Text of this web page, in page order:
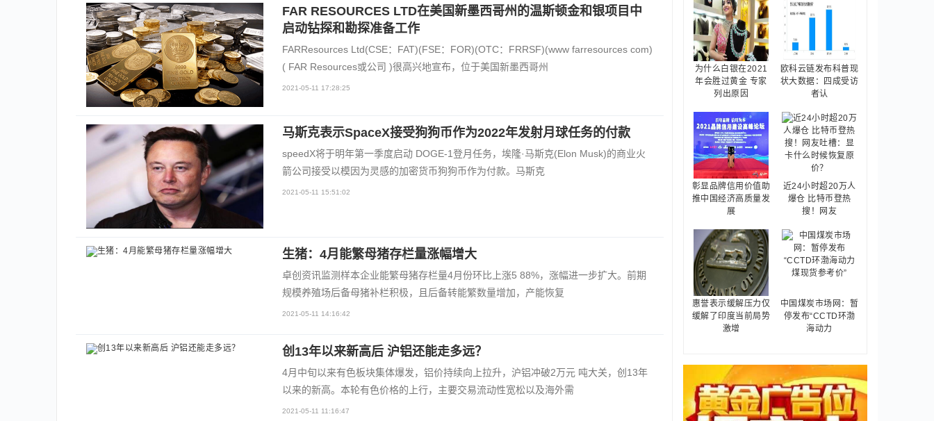
FAR RESOURCES LTD在美国新墨西哥州的温斯顿金和银项目中
启动钻探和勘探准备工作
FARResources Ltd(CSE：FAT)(FSE：FOR)(OTC：FRRSF)(www farresources com)
( FAR Resources或公司 )很高兴地宣布，位于美国新墨西哥州
2021-05-11 17:28:25
马斯克表示SpaceX接受狗狗币作为2022年发射月球任务的付款
speedX将于明年第一季度启动 DOGE-1登月任务，埃隆·马斯克(Elon Musk)的商业火
箭公司接受以模因为灵感的加密货币狗狗币作为付款。马斯克
2021-05-11 15:51:02
生猪：4月能繁母猪存栏量涨幅增大
卓创资讯监测样本企业能繁母猪存栏量4月份环比上涨5 88%，涨幅进一步扩大。前期
规模养殖场后备母猪补栏积极，且后备转能繁数量增加，产能恢复
2021-05-11 14:16:42
创13年以来新高后 沪铝还能走多远？
4月中旬以来有色板块集体爆发，铝价持续向上拉升，沪铝冲破2万元 吨大关，创13年
以来的新高。本轮有色价格的上行，主要交易流动性宽松以及海外需
2021-05-11 11:16:47
为什么白银在2021
年会胜过黄金 专家
列出原因
欧科云链发布科普现
状大数据：四成受访
者认
彰显品牌信用价值助
推中国经济高质量发
展
近24小时超20万人
爆仓 比特币登热
搜！网友
惠誉表示缓解压力仅
缓解了印度当前局势
激增
中国煤炭市场网：暂
停发布“CCTD环渤
海动力